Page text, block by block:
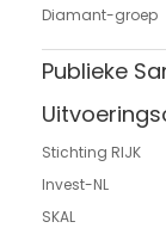
Diamant-groep
Publieke
Stichting RIJK
Invest-NL
SKAL